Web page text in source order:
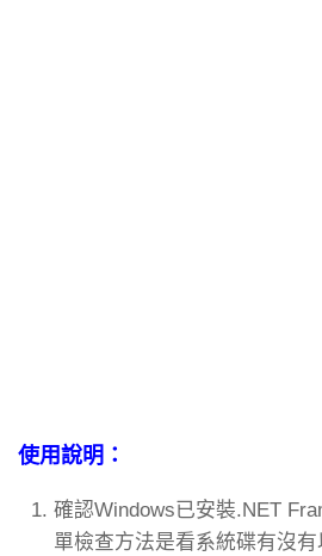
使用說明：
確認Windows已安裝.NET
單檢查方法是看系統碟有沒